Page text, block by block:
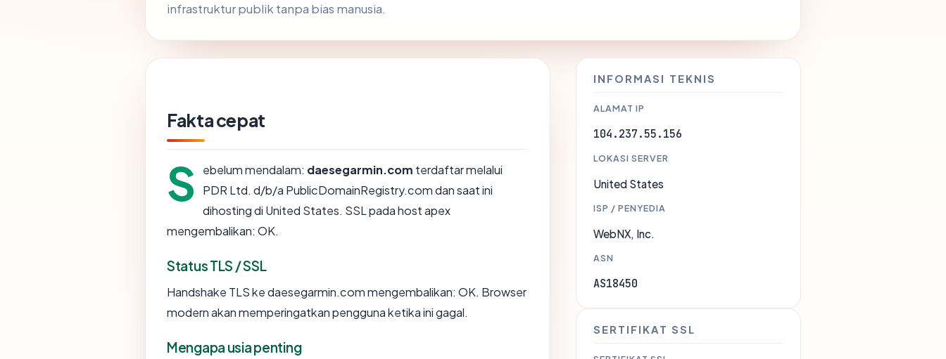
infrastruktur publik tanpa bias manusia.
Fakta cepat
S ebelum mendalam: daesegarmin.com terdaftar melalui
PDR Ltd. d/b/a PublicDomainRegistry.com dan saat ini
dihosting di United States. SSL pada host apex
mengembalikan: OK.
Status TLS / SSL
Handshake TLS ke daesegarmin.com mengembalikan: OK. Browser
modern akan memperingatkan pengguna ketika ini gagal.
Mengapa usia penting
INFORMASI TEKNIS
ALAMAT IP
104.237.55.156
LOKASI SERVER
United States
ISP / PENYEDIA
WebNX, Inc.
ASN
AS18450
SERTIFIKAT SSL